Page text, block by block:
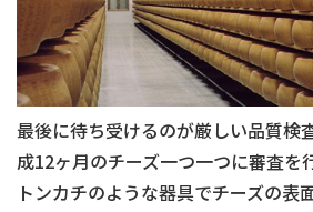
最後に待ち受けるのが厳しい品質検
成12ヶ月のチーズ一つ一つに審査を
トンカチのような器具でチーズの表